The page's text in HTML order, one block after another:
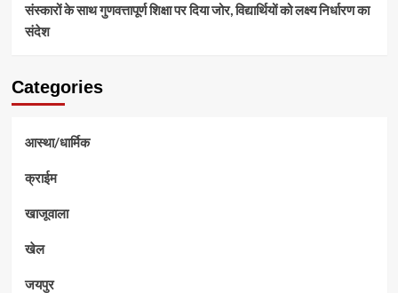
संस्कारों के साथ गुणवत्तापूर्ण शिक्षा पर दिया जोर, विद्यार्थियों को लक्ष्य निर्धारण का
संदेश
Categories
आस्था/धार्मिक
क्राईम
खाजूवाला
खेल
जयपुर